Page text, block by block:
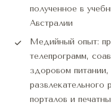
полученное в
Австралии
Медийный опыт:
телепрограмм,
здоровом
развлекательного
порталов и